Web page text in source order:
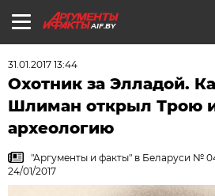
AIF.BY
31.01.2017 13:44
Охотник за Элладой.
Шлиман открыл Трою
археологию
"Аргументы и факты" в Беларуси №
24/01/2017